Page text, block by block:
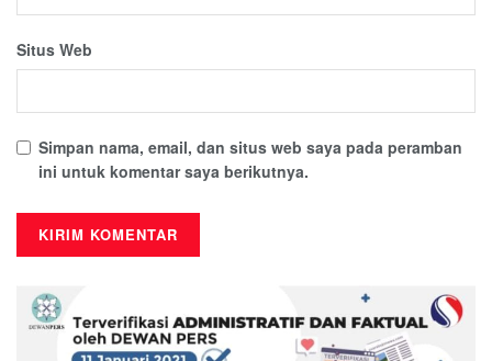
Situs Web
Simpan nama, email, dan situs web saya pada peramban
ini untuk komentar saya berikutnya.